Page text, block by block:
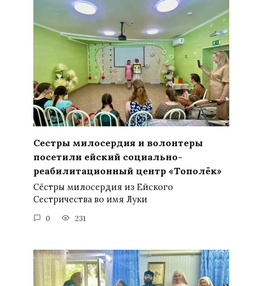
Сестры милосердия и волонтеры
посетили ейский социально-
реабилитационный центр «Тополёк»
Сёстры милосердия из Ейского
Сестричества во имя Луки
0 231